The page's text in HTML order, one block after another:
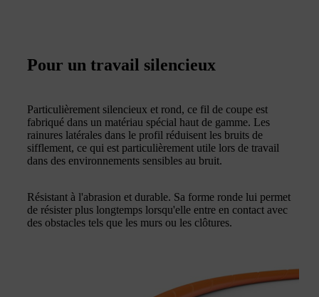
Pour un travail silencieux
Particulièrement silencieux et rond, ce fil de coupe est
fabriqué dans un matériau spécial haut de gamme. Les
rainures latérales dans le profil réduisent les bruits de
sifflement, ce qui est particulièrement utile lors de travail
dans des environnements sensibles au bruit.
Résistant à l'abrasion et durable. Sa forme ronde lui permet
de résister plus longtemps lorsqu'elle entre en contact avec
des obstacles tels que les murs ou les clôtures.